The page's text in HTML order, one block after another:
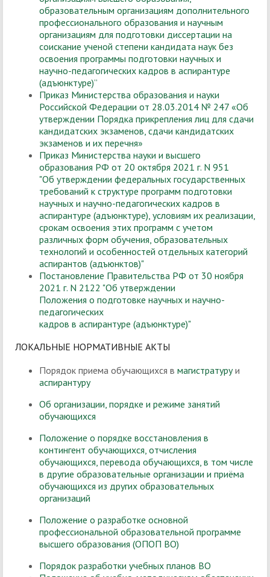
образовательным организациям дополнительного
профессионального образования и научным
организациям для подготовки диссертации на
соискание ученой степени кандидата наук без
освоения программы подготовки научных и
научно-педагогических кадров в аспирантуре
(адъюнктуре)”
Приказ Министерства образования и науки
Российской Федерации от 28.03.2014 № 247 «Об
утверждении Порядка прикрепления лиц для сдачи
кандидатских экзаменов, сдачи кандидатских
экзаменов и их перечня»
Приказ Министерства науки и высшего
образования РФ от 20 октября 2021 г. N 951
"Об утверждении федеральных государственных
требований к структуре программ подготовки
научных и научно-педагогических кадров в
аспирантуре (адъюнктуре), условиям их реализации,
срокам освоения этих программ с учетом
различных форм обучения, образовательных
технологий и особенностей отдельных категорий
аспирантов (адъюнктов)"
Постановление Правительства РФ от 30 ноября
2021 г. N 2122 "Об утверждении
Положения о подготовке научных и научно-
педагогических
кадров в аспирантуре (адъюнктуре)"
ЛОКАЛЬНЫЕ НОРМАТИВНЫЕ АКТЫ
Порядок приема обучающихся в магистратуруи
аспирантуру
Об организации, порядке и режиме занятий
обучающихся
Положение о порядке восстановления в
контингент обучающихся, отчисления
обучающихся, перевода обучающихся, в том числе
в другие образовательные организации и приёма
обучающихся из других образовательных
организаций
Положение о разработке основной
профессиональной образовательной программе
высшего образования (ОПОП ВО)
Порядок разработки учебных планов ВО